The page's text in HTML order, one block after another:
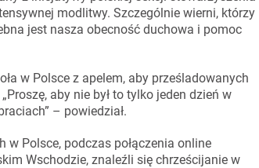
modlitwy. Szczególnie wierni, którzy
jest nasza obecność duchowa i pomoc
w Polsce z apelem, aby prześladowanych
aby nie był to tylko jeden dzień w
– powiedział.
Polsce, podczas połączenia online
Wschodzie, znaleźli się chrześcijanie w